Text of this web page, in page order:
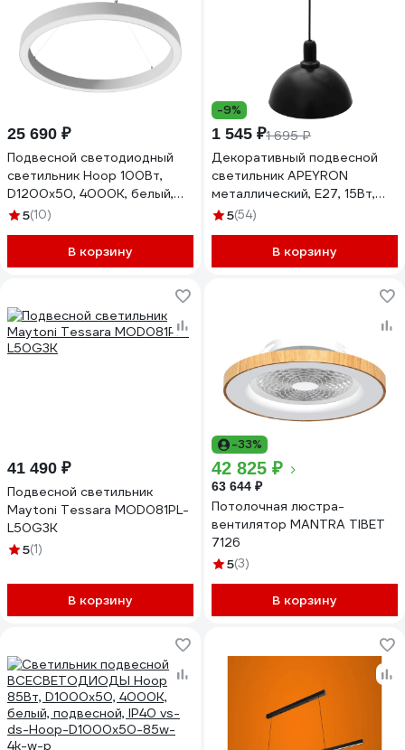
25 690 ₽
Подвесной светодиодный
светильник Hoop 100Вт,
D1200x50, 4000К, белый,
подвесной, IP40
Hoop-D1200x50-100w-4k-
w-p
5(10)
В корзину
-9%
1 545 ₽1 695 ₽
Декоративный подвесной
светильник APEYRON
металлический, Е27, 15Вт,
220В, черный 12-103
5(54)
В корзину
41 490 ₽
Подвесной светильник
Maytoni Tessara MOD081PL-
L50G3K
5(1)
В корзину
-33%
42 825 ₽
63 644 ₽
Потолочная люстра-
вентилятор MANTRA TIBET
7126
5(3)
В корзину